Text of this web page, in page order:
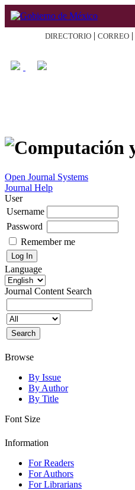
DIRECTORIO | CORREO |
Open Journal Systems
Journal Help
User
Username
Password
Remember me
Language
Journal Content Search
Browse
By Issue
By Author
By Title
Font Size
Information
For Readers
For Authors
For Librarians